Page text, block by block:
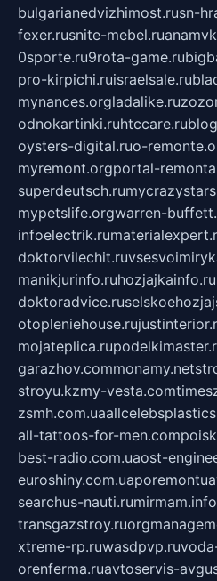
bulgarianedvizhimost.rusn-
fexer.rusnite-mebel.ru
0sporte.ru9rota-game.ru
pro-kirpichi.ruisraelsale.ru
mynances.orgladalike.ru
odnokartinki.ruhtccare.ru
oysters-digital.ruo-
myremont.orgportal-
superdeutsch.ru
mypetslife.orgwarren-
infoelectrik.ru
doktorvilechit.ru
manikjurinfo.ruhozjajkainfo.ru
doktoradvice.ru
otopleniehouse.ru
mojateplica.ru
garazhov.commonamy.net
stroyu.kzmy-vesta.com
zsmh.com.ua
all-tattoos-for-men.com
best-radio.com.uaost-
euroshiny.com.ua
searchus-nauti.rumirmam.info
transgazstroy.ru
xtreme-rp.ruwasdpvp.ru
orenferma.ruavtoservis-